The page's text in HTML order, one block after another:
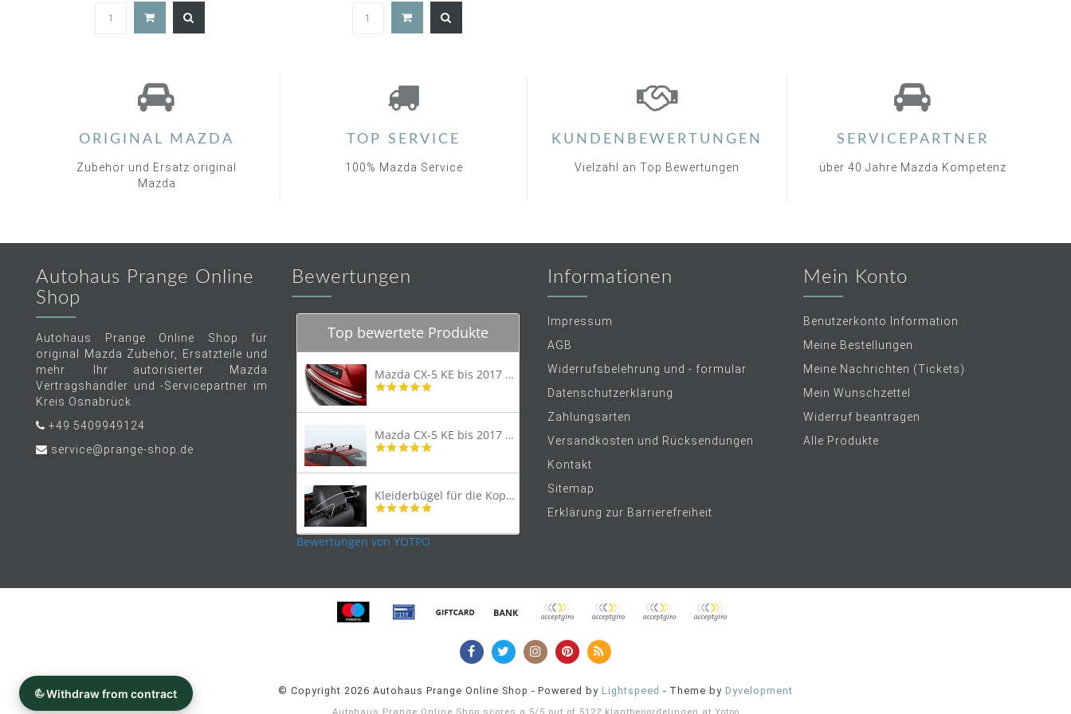
ORIGINAL MAZDA
Zubehör und Ersatz original
Mazda
TOP SERVICE
100% Mazda Service
KUNDENBEWERTUNGEN
Vielzahl an Top Bewertungen
SERVICEPARTNER
über 40 Jahre Mazda Kompetenz
Autohaus Prange Online
Shop
Autohaus Prange Online Shop für
original Mazda Zubehör, Ersatzteile und
mehr. Ihr autorisierter Mazda
Vertragshändler und -Servicepartner im
Kreis Osnabrück.
+49 5409949124
service@prange-shop.de
Bewertungen
Top bewertete Produkte
Mazda CX-5 KE bis 2017 Trittschutzleiste Edelstahl original
4.8
rating
Mazda CX-5 KE bis 2017 Lastenträger Dachträger
4.9
rating
Kleiderbügel für die Kopfstütze
4.9
rating
Bewertungen von YOTPO
Informationen
Impressum
AGB
Widerrufsbelehrung und - formular
Datenschutzerklärung
Zahlungsarten
Versandkosten und Rücksendungen
Kontakt
Sitemap
Erklärung zur Barrierefreiheit
Mein Konto
Benutzerkonto Information
Meine Bestellungen
Meine Nachrichten (Tickets)
Mein Wunschzettel
Widerruf beantragen
Alle Produkte
© Copyright 2026 Autohaus Prange Online Shop - Powered by Lightspeed - Theme by Dyvelopment
Autohaus Prange Online Shop scores a 5/ 5 out of 5122 klantbeoordelingen at Yotpo